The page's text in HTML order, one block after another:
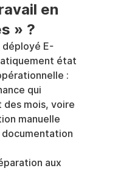
en
» ?
déployé E-
état
:
qui
des mois, voire
manuelle
documentation
aux